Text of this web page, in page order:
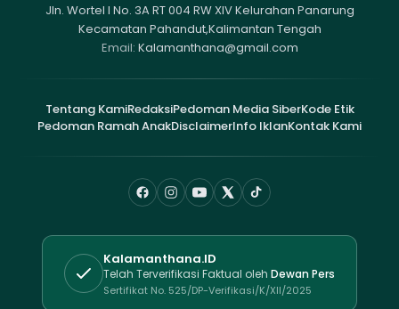
Jln. Wortel I No. 3A RT 004 RW XIV Kelurahan Panarung
Kecamatan Pahandut,Kalimantan Tengah
Email: Kalamanthana@gmail.com
Tentang KamiRedaksiPedoman Media SiberKode Etik
Pedoman Ramah AnakDisclaimerInfo IklanKontak Kami
Kalamanthana.ID
Telah Terverifikasi Faktual oleh Dewan Pers
Sertifikat No. 525/DP-Verifikasi/K/XII/2025